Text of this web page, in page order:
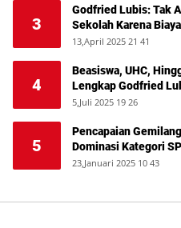
3
Godfried Lubis: Tak
Sekolah Karena
13,April 2025 21 41
4
Beasiswa, UHC,
Lengkap Godfried
5,Juli 2025 19 26
5
Pencapaian
Dominasi Kategori
23,Januari 2025 10 43